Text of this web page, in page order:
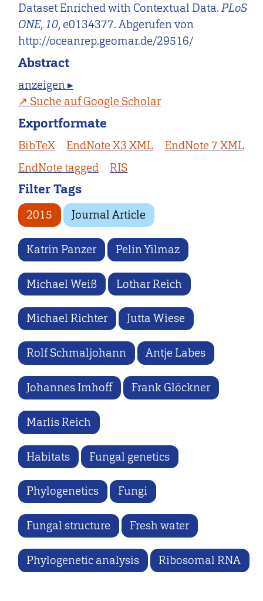
Dataset Enriched with Contextual Data.PLoS
ONE, 10, e0134377. Abgerufen von
http://oceanrep.geomar.de/29516/
Abstract
anzeigen ▸
Suche auf Google Scholar
Exportformate
BibTeX EndNote X3 XML
EndNote 7 XML
EndNote tagged
RIS
Filter Tags
2015 Journal Article
Katrin Panzer Pelin Yilmaz
Michael Weiß Lothar Reich
Michael Richter Jutta Wiese
Rolf Schmaljohann Antje Labes
Johannes Imhoff Frank Glöckner
Marlis Reich
Habitats Fungal genetics
Phylogenetics Fungi
Fungal structure Fresh water
Phylogenetic analysis Ribosomal RNA